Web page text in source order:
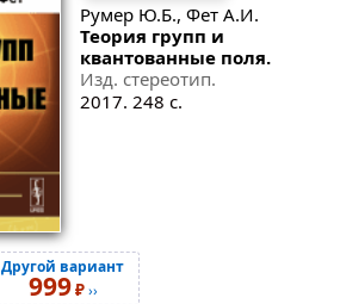
Румер Ю.Б., Фет А.И.
Теория групп и
квантованные поля.
Изд. стереотип.
2017. 248 с.
Другой вариант
999₽››